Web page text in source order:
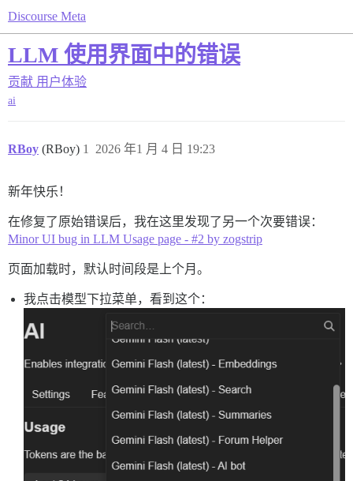
Discourse Meta
LLM 使用界面中的错误
贡献 用户体验
ai
RBoy (RBoy) 2026 年1 月 4 日 19:23
1
新年快乐！
在修复了原始错误后，我在这里发现了另一个次要错误：
Minor UI bug in LLM Usage page - #2 by zogstrip
页面加载时，默认时间段是上个月。
我点击模型下拉菜单，看到这个：